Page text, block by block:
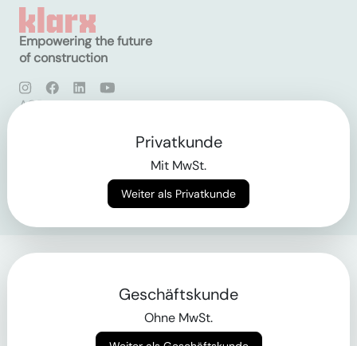
Empowering the future
of construction
AGB
Privatkunde
Mit MwSt.
Weiter als Privatkunde
Geschäftskunde
Ohne MwSt.